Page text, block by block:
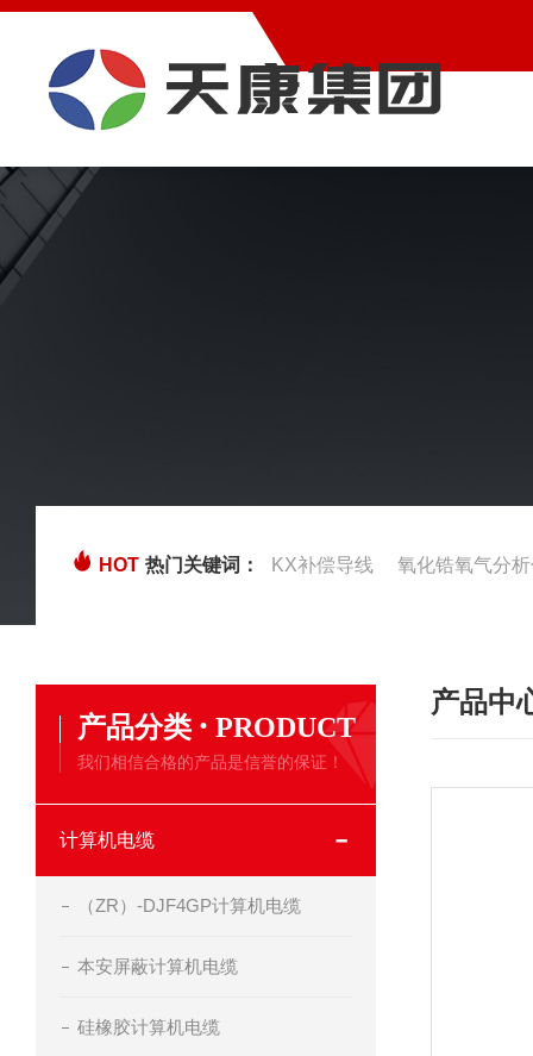
HOT 热门关键词： KX补偿导线 氧化锆氧气分
产品分类 · PRODUCT
我们相信合格的产品是信誉的保证！
计算机电缆
（ZR）-DJF4GP计算机电缆
本安屏蔽计算机电缆
硅橡胶计算机电缆
产品中